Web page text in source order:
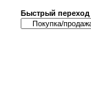
Быстрый переход